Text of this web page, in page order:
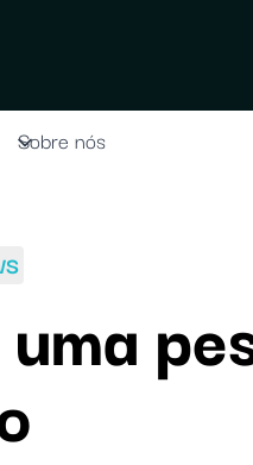
Sobre nós